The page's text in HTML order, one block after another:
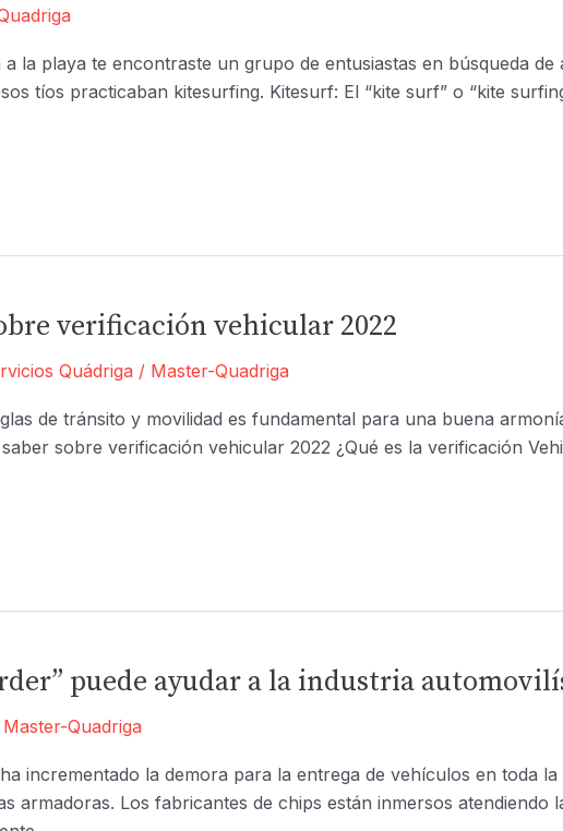
la playa te encontraste un grupo de entusiastas en búsqueda
tíos practicaban kitesurfing. Kitesurf: El “kite surf” o “kite
verificación vehicular 2022
Quádriga / Master-Quadriga
de tránsito y movilidad es fundamental para una buena
sobre verificación vehicular 2022 ¿Qué es la verificación
puede ayudar a la industria
Master-Quadriga
incrementado la demora para la entrega de vehículos en toda
armadoras. Los fabricantes de chips están inmersos atendiendo